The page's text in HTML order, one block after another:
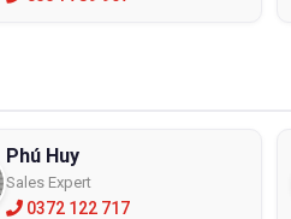
Phú Huy
Sales Expert
0372 122 717